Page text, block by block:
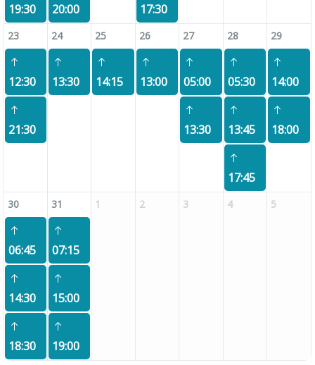
19:30 20:00 17:30
23
12:30
21:30
24
13:30
25
14:15
26
13:00
27
05:00
13:30
28
05:30
13:45
17:45
29
14:00
18:00
30
06:45
14:30
18:30
31
07:15
15:00
19:00
1 2 3 4 5